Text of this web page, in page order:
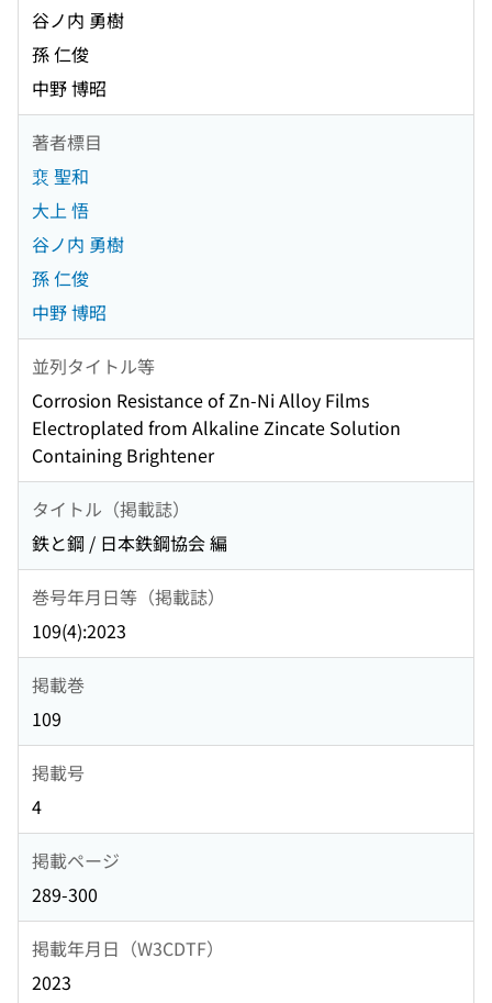
谷ノ内 勇樹
孫 仁俊
中野 博昭
著者標目
裵 聖和
大上 悟
谷ノ内 勇樹
孫 仁俊
中野 博昭
並列タイトル等
Corrosion Resistance of Zn-Ni Alloy Films
Electroplated from Alkaline Zincate Solution
Containing Brightener
タイトル（掲載誌）
鉄と鋼 / 日本鉄鋼協会 編
巻号年月日等（掲載誌）
109(4):2023
掲載巻
109
掲載号
4
掲載ページ
289-300
掲載年月日（W3CDTF）
2023